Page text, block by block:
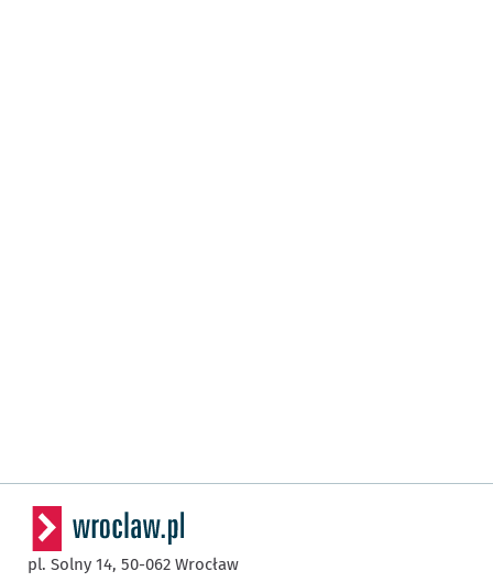
pl. Solny 14, 50-062 Wrocław